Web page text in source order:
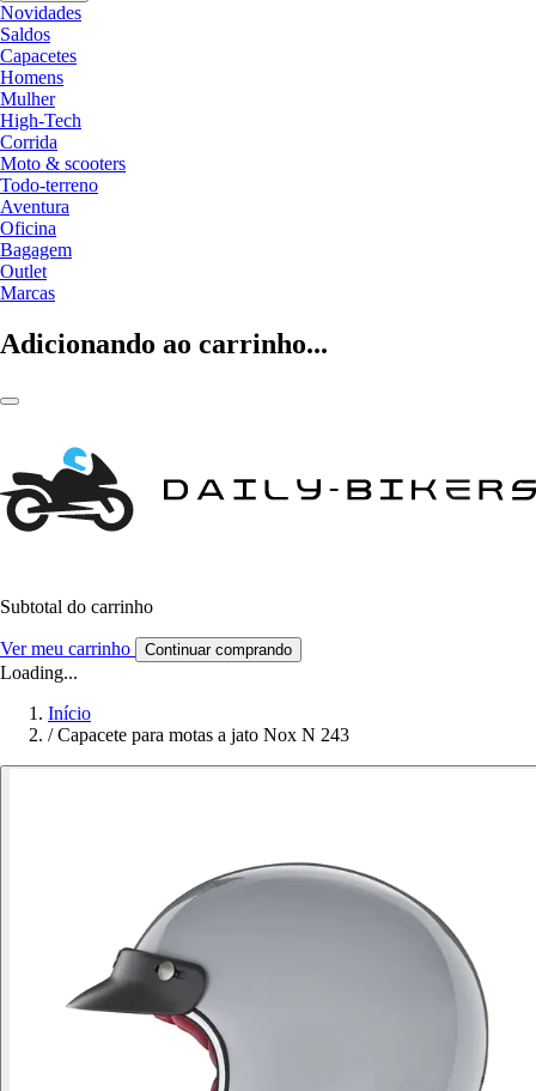
Novidades
Saldos
Capacetes
Homens
Mulher
High-Tech
Corrida
Moto & scooters
Todo-terreno
Aventura
Oficina
Bagagem
Outlet
Marcas
Adicionando ao carrinho...
Subtotal do carrinho
Ver meu carrinho Continuar comprando
Loading...
Início
/ Capacete para motas a jato Nox N 243